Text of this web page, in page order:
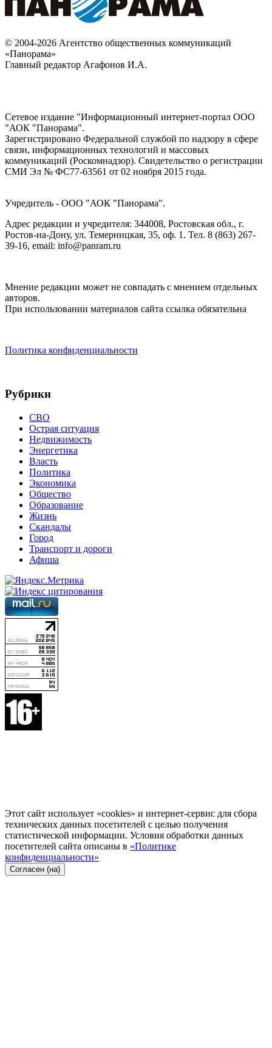
© 2004-2026 Агентство общественных коммуникаций
«Панорама»
Главный редактор Агафонов И.А.
Сетевое издание "Информационный интернет-портал ООО
"АОК "Панорама".
Зарегистрировано Федеральной службой по надзору в сфере
связи, информационных технологий и массовых
коммуникаций (Роскомнадзор). Cвидетельство о регистрации
СМИ Эл № ФС77-63561 от 02 ноября 2015 года.
Учредитель - ООО "АОК "Панорама".
Адрес редакции и учредителя: 344008, Ростовская обл., г.
Ростов-на-Дону, ул. Темерницкая, 35, оф. 1. Тел. 8 (863) 267-
39-16, email: info@panram.ru
Мнение редакции может не совпадать с мнением отдельных
авторов.
При использовании материалов сайта ссылка обязательна
Политика конфиденциальности
Рубрики
СВО
Острая ситуация
Недвижимость
Энергетика
Власть
Политика
Экономика
Общество
Образование
Жизнь
Скандалы
Город
Транспорт и дороги
Афиша
Этот сайт использует «cookies» и интернет-сервис для сбора
технических данных посетителей с целью получения
статистической информации. Условия обработки данных
посетителей сайта описаны в «Политике
конфиденциальности»
Согласен (на)